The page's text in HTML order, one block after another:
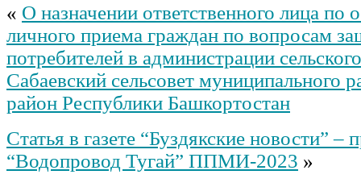
« О назначении ответственного лица по
личного приема граждан по вопросам
потребителей в администрации
Сабаевский сельсовет муниципального
район Республики Башкортостан
Статья в газете “Буздякские новости” –
“Водопровод Тугай” ППМИ-2023 »